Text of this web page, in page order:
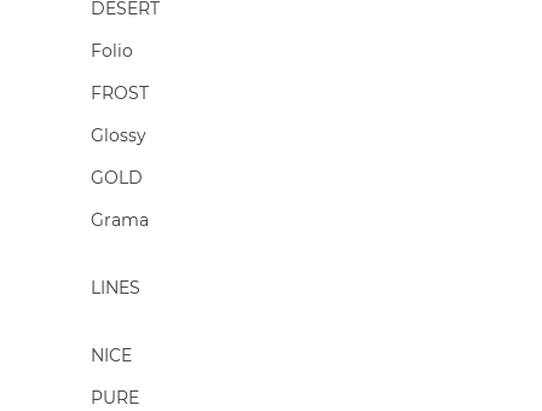
DESERT
Folio
FROST
Glossy
GOLD
Grama
LINES
NICE
PURE